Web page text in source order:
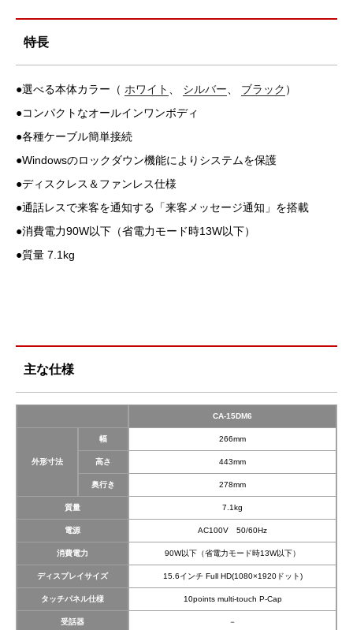
特長
●選べる本体カラー（ ホワイト 、 シルバー、 ブラック ）
●コンパクトなオールインワンボディ
●各種ケーブル簡単接続
●Windowsのロックダウン機能によりシステムを保護
●ディスクレス＆ファンレス仕様
●通話レスで来客を通知する「来客メッセージ通知」を搭載
●消費電力90W以下（省電力モード時13W以下）
●質量 7.1kg
主な仕様
CA-15DM6
外形寸法
幅 266mm
高さ 443mm
奥行き 278mm
質量 7.1kg
電源 AC100V 50/60Hz
消費電力 90W以下（省電力モード時13W以下）
ディスプレイサイズ 15.6インチ Full HD(1080×1920ドット)
タッチパネル仕様 10points multi-touch P-Cap
受話器 －